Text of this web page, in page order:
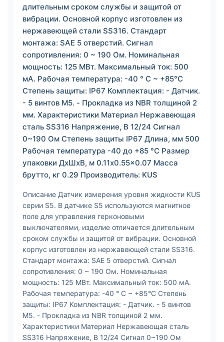
длительным сроком службы и защитой от
вибрации. Основной корпус изготовлен из
нержавеющей стали SS316. Стандарт
монтажа: SAE 5 отверстий. Сигнал
сопротивления: 0 ~ 190 Ом. Номинальная
мощность: 125 МВт. Максимальный ток: 500
мА. Рабочая температура: -40 ° C ~ +85°C
Степень защиты: IP67 Комплектация: - Датчик.
- 5 винтов M5. - Прокладка из NBR толщиной 2
мм. Характеристики Материал Нержавеющая
сталь SS316 Напряжение, В 12/24 Сигнал
0~190 Ом Степень защиты IP67 Длина, мм 500
Рабочая температура -40 до +85 °C Размер
упаковки ДхШхВ, м 0.11x0.55x0.07 Масса
брутто, кг 0.29 Производитель: KUS
Описание Датчик измерения уровня жидкости KUS
серии S5. В датчике S5 используются магнитное
поле для управления герконовыми
выключателями, изделие отличается длительным
сроком службы и защитой от вибрации. Основной
корпус изготовлен из нержавеющей стали SS316.
Стандарт монтажа: SAE 5 отверстий. Сигнал
сопротивления: 0 ~ 190 Ом. Номинальная
мощность: 125 МВт. Максимальный ток: 500 мА.
Рабочая температура: -40 ° C ~ +85°C Степень
защиты: IP67 Комплектация: - Датчик. - 5 винтов
M5. - Прокладка из NBR толщиной 2 мм.
Характеристики Материал Нержавеющая сталь
SS316 Напряжение, В 12/24 Сигнал 0~190 Ом